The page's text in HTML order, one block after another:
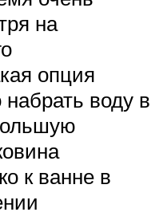
на
опция
воду в
к ванне в